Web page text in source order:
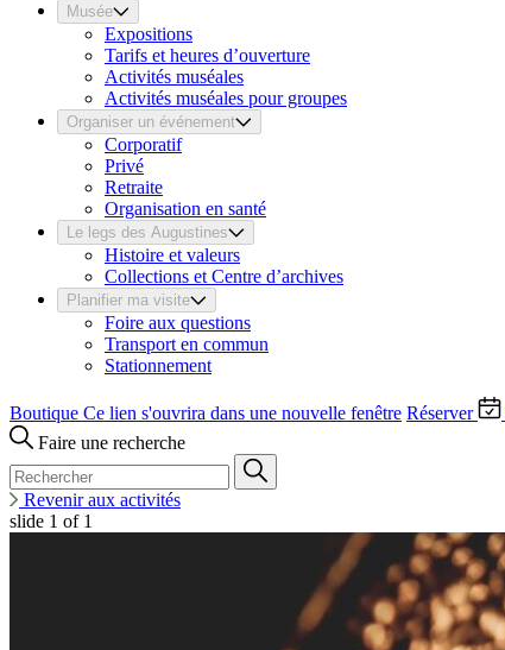
Musée
Expositions
Tarifs et heures d’ouverture
Activités muséales
Activités muséales pour groupes
Organiser un événement
Corporatif
Privé
Retraite
Organisation en santé
Le legs des Augustines
Histoire et valeurs
Collections et Centre d’archives
Planifier ma visite
Foire aux questions
Transport en commun
Stationnement
Boutique Ce lien s'ouvrira dans une nouvelle fenêtre Réserver
Faire une recherche
Revenir aux activités
slide 1 of 1